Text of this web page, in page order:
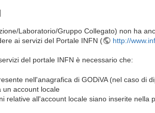
SSO
Laboratorio/Gruppo Collegato) non ha
ai servizi del Portale INFN (
http://
del portale INFN è necessario che:
nell'anagrafica di GODiVA (nel caso di
un account locale
relative all'account locale siano inserite nella